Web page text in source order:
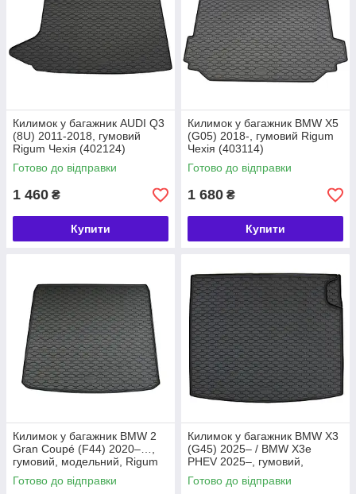
Килимок у багажник AUDI Q3
(8U) 2011-2018, гумовий
Rigum Чехія (402124)
Готово до відправки
1 460 ₴
Купити
Килимок у багажник BMW X5
(G05) 2018-, гумовий Rigum
Чехія (403114)
Готово до відправки
1 680 ₴
Купити
Килимок у багажник BMW 2
Gran Coupé (F44) 2020–…,
гумовий, модельний, Rigum
Чехія (403213)
Готово до відправки
Килимок у багажник BMW X3
(G45) 2025– / BMW X3e
PHEV 2025–, гумовий,
модельний, Rigum Чехія
(403336)
Готово до відправки